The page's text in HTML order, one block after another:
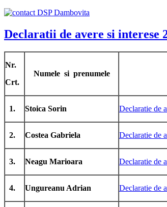
Declaratii de avere si interese
Nr.
Crt.
Numele si prenumele
1. Stoica Sorin Declaratie de
2. Costea Gabriela Declaratie de
3. Neagu Marioara Declaratie de
4. Ungureanu Adrian Declaratie de